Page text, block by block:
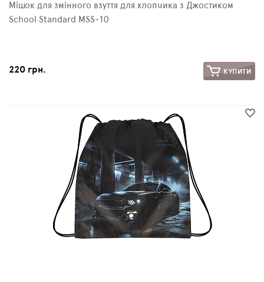
Мішок для змінного взуття для хлопчика з Джостиком
School Standard MSS-10
220 грн. КУПИТИ